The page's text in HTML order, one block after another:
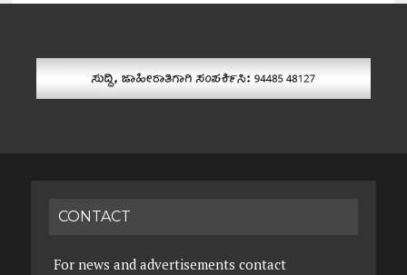
CONTACT
For news and advertisements contact